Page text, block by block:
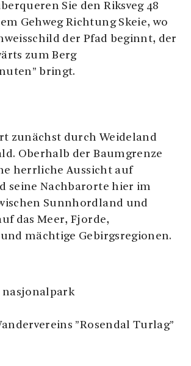
Sie den Riksveg 48
Gehweg Richtung Skeie, wo
der Pfad beginnt, der
zum Berg
bringt.
zunächst durch Weideland
Oberhalb der Baumgrenze
herrliche Aussicht auf
seine Nachbarorte hier im
Sunnhordland und
das Meer, Fjorde,
mächtige Gebirgsregionen.
nasjonalpark
”Rosendal Turlag”